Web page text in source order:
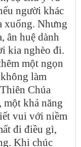
người khác
xuống. Nhưng
ân huệ dành
kia nghèo đi.
một ngọn
làm
Chúa
khả năng
vui với niềm
đi điều gì,
Khi chúc